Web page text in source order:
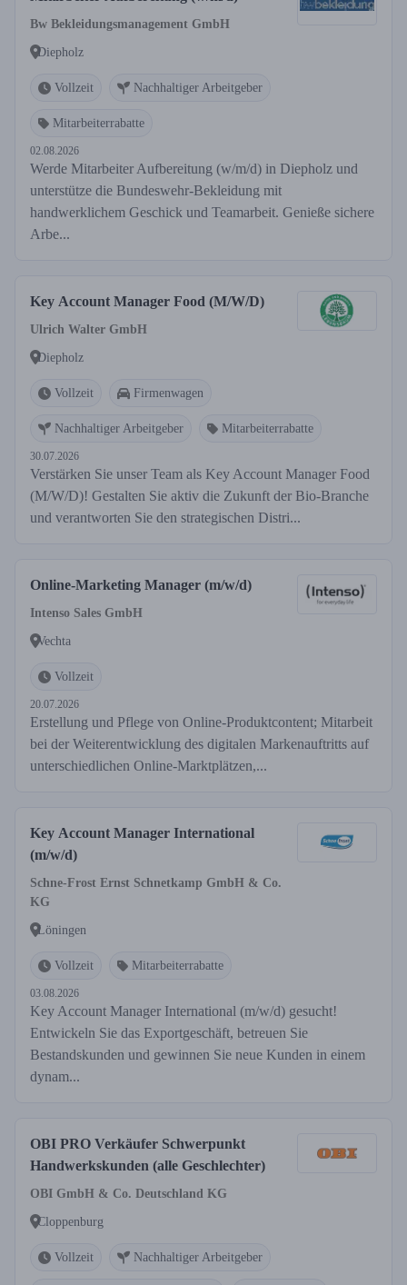
Bw Bekleidungsmanagement GmbH
Diepholz
Vollzeit Nachhaltiger Arbeitgeber
Mitarbeiterrabatte
02.08.2026
Werde Mitarbeiter Aufbereitung (w/m/d) in Diepholz und
unterstütze die Bundeswehr-Bekleidung mit
handwerklichem Geschick und Teamarbeit. Genieße sichere
Arbe...
Key Account Manager Food (M/W/D)
Ulrich Walter GmbH
Diepholz
Vollzeit Firmenwagen
Nachhaltiger Arbeitgeber Mitarbeiterrabatte
30.07.2026
Verstärken Sie unser Team als Key Account Manager Food
(M/W/D)! Gestalten Sie aktiv die Zukunft der Bio-Branche
und verantworten Sie den strategischen Distri...
Online-Marketing Manager (m/w/d)
Intenso Sales GmbH
Vechta
Vollzeit
20.07.2026
Erstellung und Pflege von Online-Produktcontent; Mitarbeit
bei der Weiterentwicklung des digitalen Markenauftritts auf
unterschiedlichen Online-Marktplätzen,...
Key Account Manager International
(m/w/d)
Schne-Frost Ernst Schnetkamp GmbH & Co.
KG
Löningen
Vollzeit Mitarbeiterrabatte
03.08.2026
Key Account Manager International (m/w/d) gesucht!
Entwickeln Sie das Exportgeschäft, betreuen Sie
Bestandskunden und gewinnen Sie neue Kunden in einem
dynam...
OBI PRO Verkäufer Schwerpunkt
Handwerkskunden (alle Geschlechter)
OBI GmbH & Co. Deutschland KG
Cloppenburg
Vollzeit Nachhaltiger Arbeitgeber